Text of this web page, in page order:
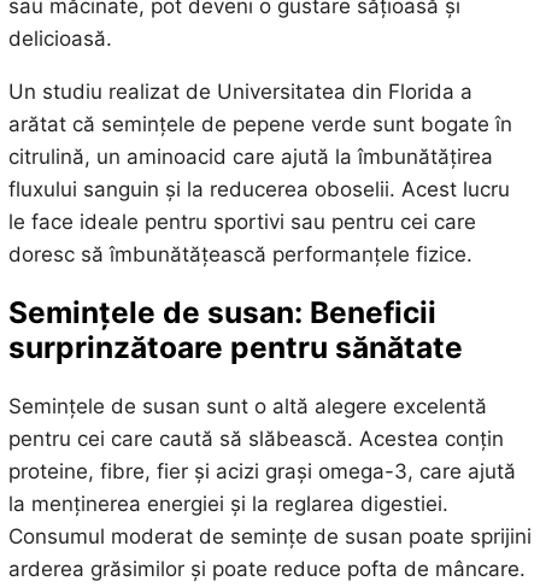
sau măcinate, pot deveni o gustare sățioasă și
delicioasă.
Un studiu realizat de Universitatea din Florida a
arătat că semințele de pepene verde sunt bogate în
citrulină, un aminoacid care ajută la îmbunătățirea
fluxului sanguin și la reducerea oboselii. Acest lucru
le face ideale pentru sportivi sau pentru cei care
doresc să îmbunătățească performanțele fizice.
Semințele de susan: Beneficii
surprinzătoare pentru sănătate
Semințele de susan sunt o altă alegere excelentă
pentru cei care caută să slăbească. Acestea conțin
proteine, fibre, fier și acizi grași omega-3, care ajută
la menținerea energiei și la reglarea digestiei.
Consumul moderat de semințe de susan poate sprijini
arderea grăsimilor și poate reduce pofta de mâncare.